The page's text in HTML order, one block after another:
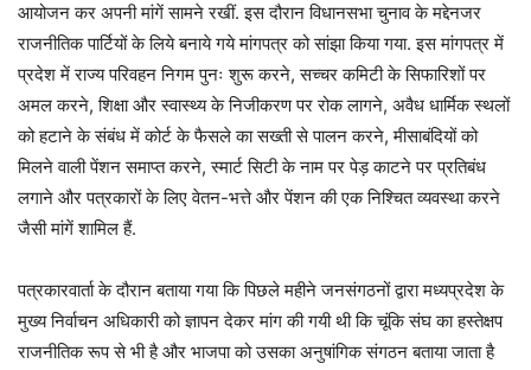
आयोजन कर अपनी मांगें सामने रखीं. इस दौरान विधानसभा चुनाव के मद्देनजर
राजनीतिक पार्टियों के लिये बनाये गये मांगपत्र को सांझा किया गया. इस मांगपत्र में
प्रदेश में राज्य परिवहन निगम पुनः शुरू करने, सच्चर कमिटी के सिफारिशों पर
अमल करने, शिक्षा और स्वास्थ्य के निजीकरण पर रोक लागने, अवैध धार्मिक स्थलों
को हटाने के संबंध में कोर्ट के फैसले का सख्ती से पालन करने, मीसाबंदियों को
मिलने वाली पेंशन समाप्त करने, स्मार्ट सिटी के नाम पर पेड़ काटने पर प्रतिबंध
लगाने और पत्रकारों के लिए वेतन-भत्ते और पेंशन की एक निश्चित व्यवस्था करने
जैसी मांगें शामिल हैं.
पत्रकारवार्ता के दौरान बताया गया कि पिछले महीने जनसंगठनों द्वारा मध्यप्रदेश के
मुख्य निर्वाचन अधिकारी को ज्ञापन देकर मांग की गयी थी कि चूंकि संघ का हस्तेक्षप
राजनीतिक रूप से भी है और भाजपा को उसका अनुषांगिक संगठन बताया जाता है